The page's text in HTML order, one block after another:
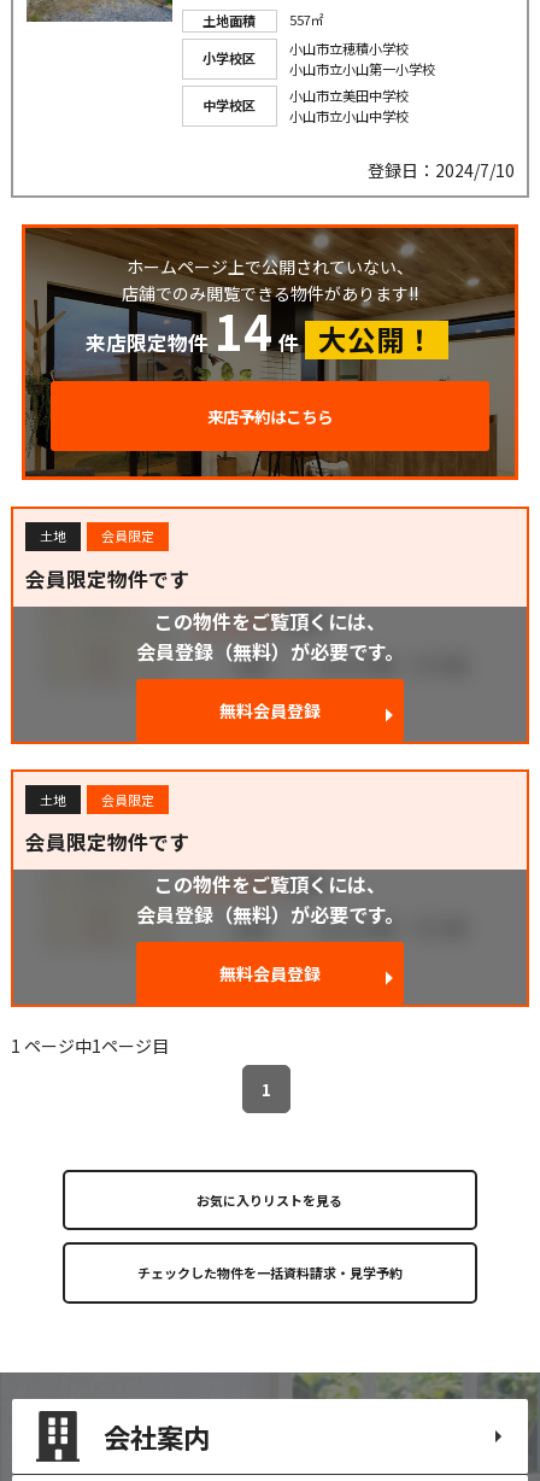
土地面積
557㎡
小学校区
小山市立穂積小学校
小山市立小山第一小学校
中学校区
小山市立美田中学校
小山市立小山中学校
登録日：2024/7/10
ホームページ上で公開されていない、
店舗でのみ閲覧できる物件があります!!
来店限定物件 14 件 大公開！
来店予約はこちら
土地 会員限定
会員限定物件です
この物件をご覧頂くには、
会員登録（無料）が必要です。
無料会員登録
土地 会員限定
会員限定物件です
この物件をご覧頂くには、
会員登録（無料）が必要です。
無料会員登録
1 ページ中1ページ目
1
お気に入りリストを見る
会社案内